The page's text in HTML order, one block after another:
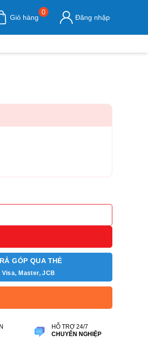
Giỏ hàng
0
Đăng nhập
GÓP QUA THẺ
Visa, Master, JCB
HỖ TRỢ 24/7
CHUYÊN NGHIỆP